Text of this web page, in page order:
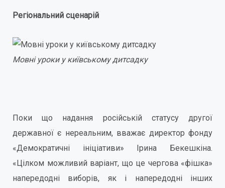
Регіональний сценарій
Мовні уроки у київському дитсадку
Поки що надання російській статусу другої
державної є нереальним, вважає директор фонду
«Демократичні ініціативи» Ірина Бекешкіна.
«Цілком можливий варіант, що це чергова «фішка»
напередодні виборів, як і напередодні інших